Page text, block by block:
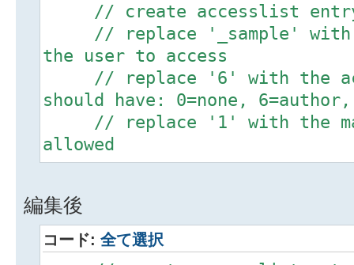
// create accesslist
// replace '_sample' with
the user to access
// replace '6' with the
should have: 0=none,
// replace '1' with the
allowed
mysql_query("INSERT INTO
tableName, accessLevel,
randomSaveId)
編集後
コード: 全て選択